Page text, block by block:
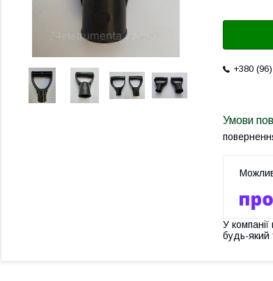
+380
У
будь-який